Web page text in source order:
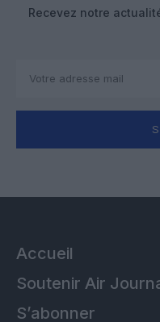
Recevez notre
Accueil
Soutenir Air
S’abonner